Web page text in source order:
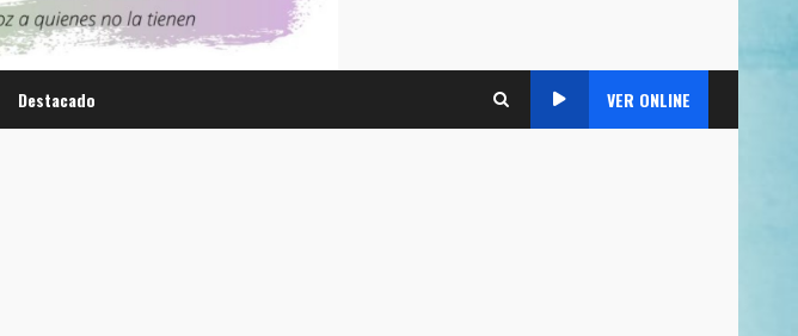
Destacado VER ONLINE